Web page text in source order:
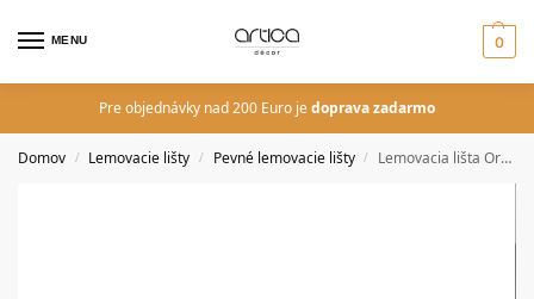
MENU 0
Pre objednávky nad 200 Euro jedoprava zadarmo
Domov / Lemovacie lišty / Pevné lemovacie lišty / Lemovacia lišta Orac Decor P9901 LUXXUS